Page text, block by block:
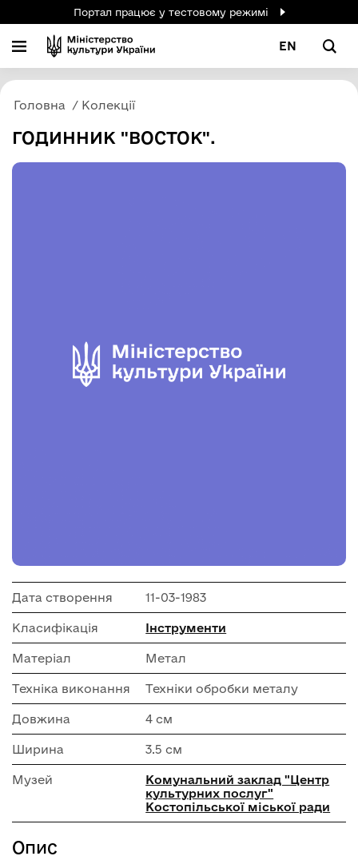
Портал працює у тестовому режимі
EN
Головна Колекції
ГОДИННИК "ВОСТОК".
Дата створення 11-03-1983
Класифікація Інструменти
Матеріал Метал
Техніка виконання Техніки обробки металу
Довжина 4 см
Ширина 3.5 см
Музей
Комунальний заклад "Центр
культурних послуг"
Костопільської міської ради
Опис